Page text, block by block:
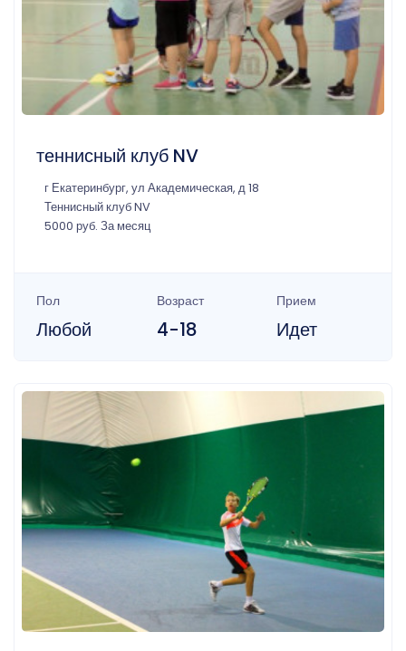
теннисный клуб NV
г Екатеринбург, ул Академическая, д 18
Теннисный клуб NV
5000 руб. За месяц
Пол
Любой
Возраст
4-18
Прием
Идет